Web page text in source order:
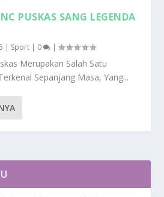
PUSKAS SANG LEGENDA
| Sport | 0 |
Merupakan Salah Satu
Sepanjang Masa, Yang...